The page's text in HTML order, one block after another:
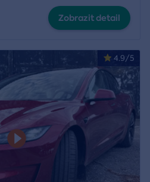
Zobrazit detail
4.9/5